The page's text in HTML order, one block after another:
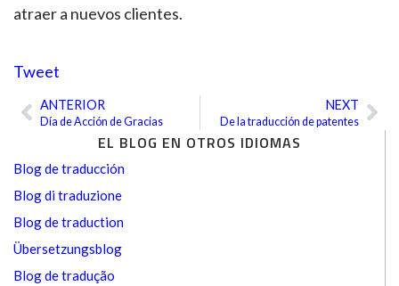
EL BLOG EN OTROS IDIOMAS
Blog de traducción
Blog di traduzione
Blog de traduction
Übersetzungsblog
Blog de tradução
atraer a nuevos clientes.
Tweet
AntANTERIOR
Día de Acción de Gracias
NEXT
De la traducción de patentes